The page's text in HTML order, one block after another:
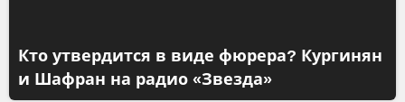
Кто утвердится в виде фюрера? Кургинян
и Шафран на радио «Звезда»